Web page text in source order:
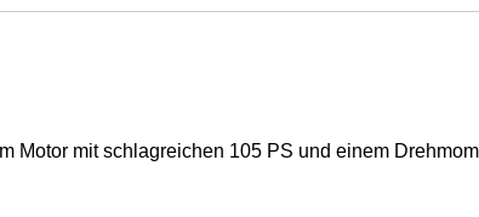
Motor mit schlagreichen 105 PS und einem